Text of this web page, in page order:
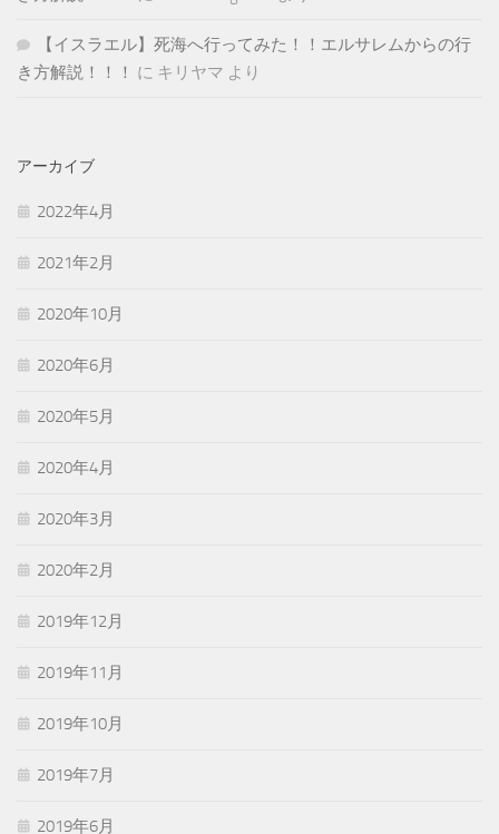
【イスラエル】死海へ行ってみた！！エルサレムからの行
き方解説！！！ に キリヤマ より
アーカイブ
2022年4月
2021年2月
2020年10月
2020年6月
2020年5月
2020年4月
2020年3月
2020年2月
2019年12月
2019年11月
2019年10月
2019年7月
2019年6月